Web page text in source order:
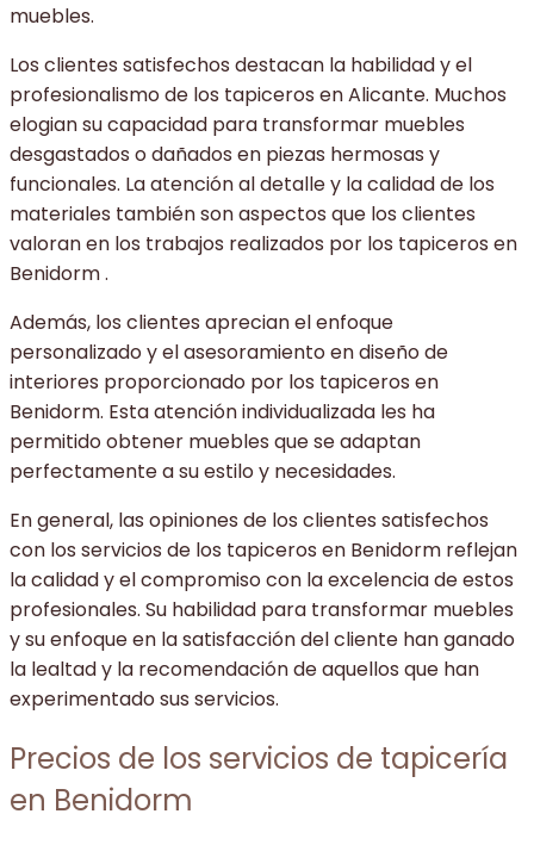
muebles.
Los clientes satisfechos destacan la habilidad y el
profesionalismo de los tapiceros en Alicante. Muchos
elogian su capacidad para transformar muebles
desgastados o dañados en piezas hermosas y
funcionales. La atención al detalle y la calidad de los
materiales también son aspectos que los clientes
valoran en los trabajos realizados por los tapiceros en
Benidorm .
Además, los clientes aprecian el enfoque
personalizado y el asesoramiento en diseño de
interiores proporcionado por los tapiceros en
Benidorm. Esta atención individualizada les ha
permitido obtener muebles que se adaptan
perfectamente a su estilo y necesidades.
En general, las opiniones de los clientes satisfechos
con los servicios de los tapiceros en Benidorm reflejan
la calidad y el compromiso con la excelencia de estos
profesionales. Su habilidad para transformar muebles
y su enfoque en la satisfacción del cliente han ganado
la lealtad y la recomendación de aquellos que han
experimentado sus servicios.
Precios de los servicios de tapicería
en Benidorm